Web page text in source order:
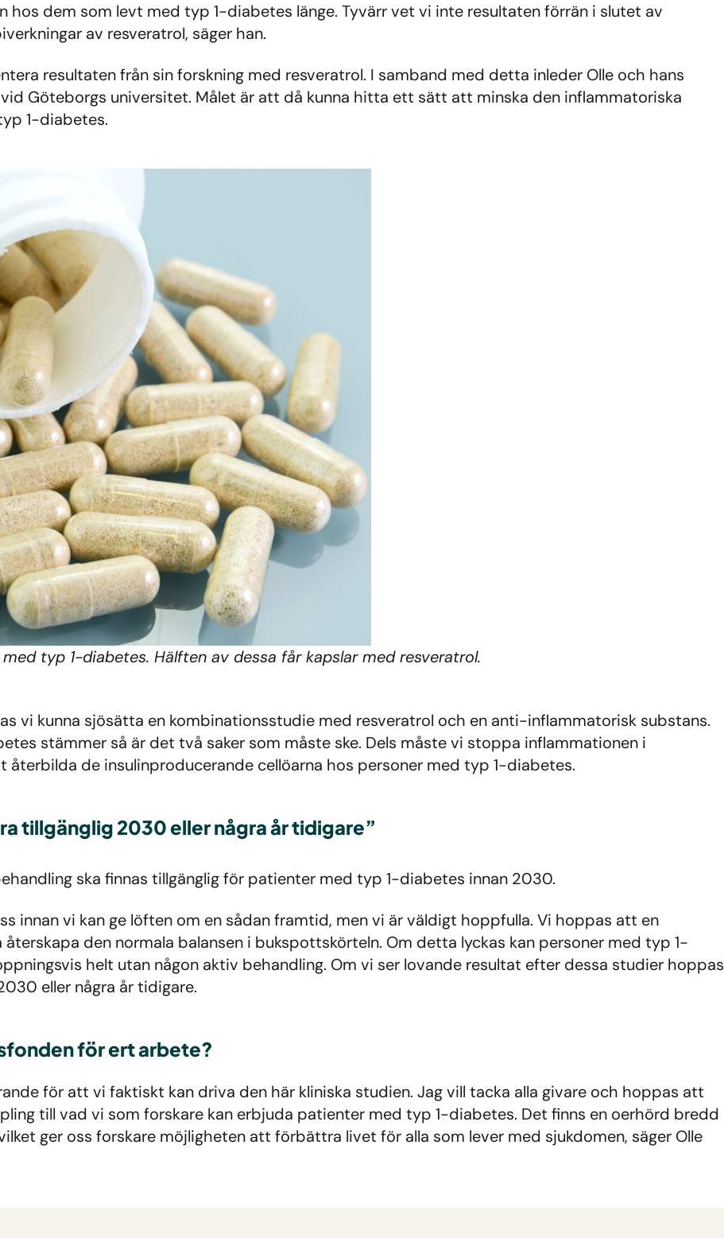
hos dem som levt med typ 1-diabetes länge. Tyvärr vet vi inte resultaten förrän i slutet av
av resveratrol, säger han.
resultaten från sin forskning med resveratrol. I samband med detta inleder Olle och hans
Göteborgs universitet. Målet är att då kunna hitta ett sätt att minska den inflammatoriska
1-diabetes.
typ 1-diabetes. Hälften av dessa får kapslar med resveratrol.
vi kunna sjösätta en kombinationsstudie med resveratrol och en anti-inflammatorisk substans.
stämmer så är det två saker som måste ske. Dels måste vi stoppa inflammationen i
de insulinproducerande cellöarna hos personer med typ 1-diabetes.
tillgänglig 2030 eller några år tidigare”
ska finnas tillgänglig för patienter med typ 1-diabetes innan 2030.
innan vi kan ge löften om en sådan framtid, men vi är väldigt hoppfulla. Vi hoppas att en
den normala balansen i bukspottskörteln. Om detta lyckas kan personer med typ 1-
helt utan någon aktiv behandling. Om vi ser lovande resultat efter dessa studier hoppas
eller några år tidigare.
för ert arbete?
för att vi faktiskt kan driva den här kliniska studien. Jag vill tacka alla givare och hoppas att
till vad vi som forskare kan erbjuda patienter med typ 1-diabetes. Det finns en oerhörd bredd
ger oss forskare möjligheten att förbättra livet för alla som lever med sjukdomen, säger Olle